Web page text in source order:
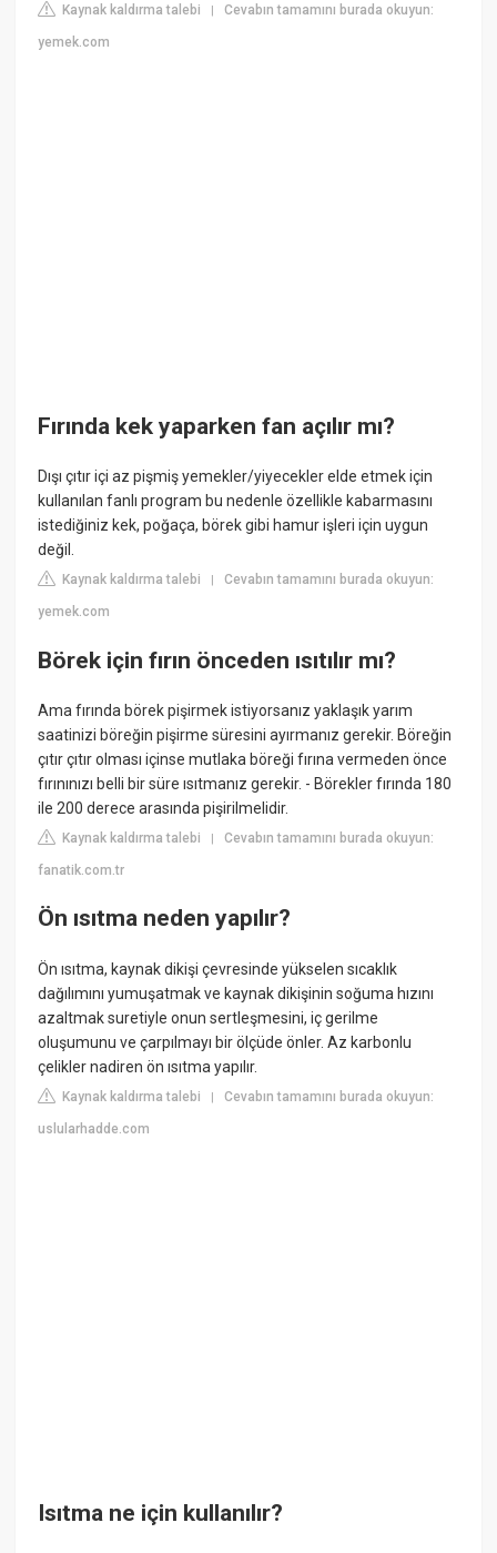
Kaynak kaldırma talebi |Cevabın tamamını burada okuyun:
yemek.com
Fırında kek yaparken fan açılır mı?
Dışı çıtır içi az pişmiş yemekler/yiyecekler elde etmek için
kullanılan fanlı program bu nedenle özellikle kabarmasını
istediğiniz kek, poğaça, börek gibi hamur işleri için uygun
değil.
Kaynak kaldırma talebi |Cevabın tamamını burada okuyun:
yemek.com
Börek için fırın önceden ısıtılır mı?
Ama fırında börek pişirmek istiyorsanız yaklaşık yarım
saatinizi böreğin pişirme süresini ayırmanız gerekir. Böreğin
çıtır çıtır olması içinse mutlaka böreği fırına vermeden önce
fırınınızı belli bir süre ısıtmanız gerekir. - Börekler fırında 180
ile 200 derece arasında pişirilmelidir.
Kaynak kaldırma talebi |Cevabın tamamını burada okuyun:
fanatik.com.tr
Ön ısıtma neden yapılır?
Ön ısıtma, kaynak dikişi çevresinde yükselen sıcaklık
dağılımını yumuşatmak ve kaynak dikişinin soğuma hızını
azaltmak suretiyle onun sertleşmesini, iç gerilme
oluşumunu ve çarpılmayı bir ölçüde önler. Az karbonlu
çelikler nadiren ön ısıtma yapılır.
Kaynak kaldırma talebi |Cevabın tamamını burada okuyun:
uslularhadde.com
Isıtma ne için kullanılır?